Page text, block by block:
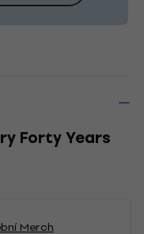
Forty Years
Merch